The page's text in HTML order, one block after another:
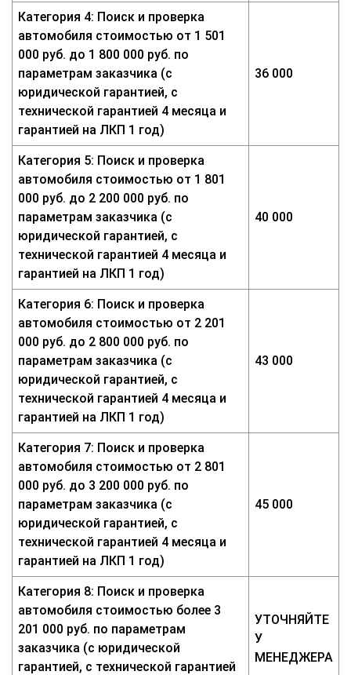
Категория 4: Поиск и проверка
автомобиля стоимостью от 1 501
000 руб. до 1 800 000 руб. по
параметрам заказчика (с
юридической гарантией, с
технической гарантией 4 месяца и
гарантией на ЛКП 1 год)
36 000
Категория 5: Поиск и проверка
автомобиля стоимостью от 1 801
000 руб. до 2 200 000 руб. по
параметрам заказчика (с
юридической гарантией, с
технической гарантией 4 месяца и
гарантией на ЛКП 1 год)
40 000
Категория 6: Поиск и проверка
автомобиля стоимостью от 2 201
000 руб. до 2 800 000 руб. по
параметрам заказчика (с
юридической гарантией, с
технической гарантией 4 месяца и
гарантией на ЛКП 1 год)
43 000
Категория 7: Поиск и проверка
автомобиля стоимостью от 2 801
000 руб. до 3 200 000 руб. по
параметрам заказчика (с
юридической гарантией, с
технической гарантией 4 месяца и
гарантией на ЛКП 1 год)
45 000
Категория 8: Поиск и проверка
автомобиля стоимостью более 3
201 000 руб. по параметрам
заказчика (с юридической
гарантией, с технической гарантией
УТОЧНЯЙТЕ
У
МЕНЕДЖЕРА